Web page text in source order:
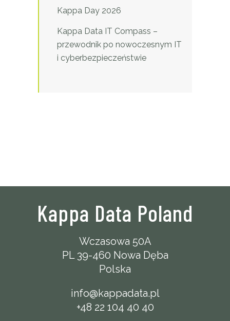
Kappa Day 2026
Kappa Data IT Compass –
przewodnik po nowoczesnym IT
i cyberbezpieczeństwie
Kappa Data Poland
Wczasowa 50A
PL 39-460 Nowa Dęba
Polska
info@kappadata.pl
+48 22 104 40 40